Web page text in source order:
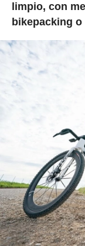
limpio, con
bikepacking